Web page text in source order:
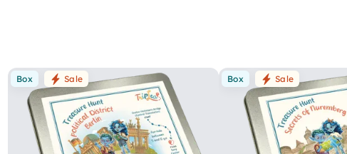
Box Sale Box Sale